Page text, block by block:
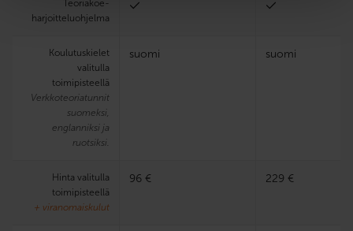
Teoria­koe­
harjoittelu­ohjelma
Koulutuskielet
valitulla
toimipisteellä
Verkkoteoriatunnit
suomeksi,
englanniksi ja
ruotsiksi.
suomi suomi
Hinta valitulla
toimipisteellä
+ viranomaiskulut
96 € 229 €